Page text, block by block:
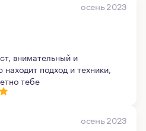
осень 2023
внимательный и
подход и техники,
тебе
осень 2023